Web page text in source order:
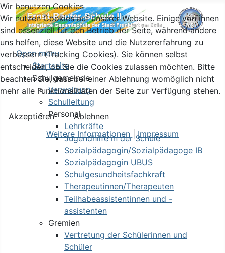
Open menu
Startseite
Schulgemeinde
Verwaltung
Schulleitung
Personal
Lehrkräfte
Jugendhilfe in der Schule
Sozialpädagogin/Sozialpädagoge IB
Sozialpädagogin UBUS
Schulgesundheitsfachkraft
Therapeutinnen/Therapeuten
Teilhabeassistentinnen und -
assistenten
Gremien
Vertretung der Schülerinnen und
Schüler
Wir benutzen Cookies
Wir nutzen Cookies auf unserer Website. Einige von ihnen
sind essenziell für den Betrieb der Seite, während andere
uns helfen, diese Website und die Nutzererfahrung zu
verbessern (Tracking Cookies). Sie können selbst
entscheiden, ob Sie die Cookies zulassen möchten. Bitte
beachten Sie, dass bei einer Ablehnung womöglich nicht
mehr alle Funktionalitäten der Seite zur Verfügung stehen.
Akzeptieren
Ablehnen
Weitere Informationen |Impressum